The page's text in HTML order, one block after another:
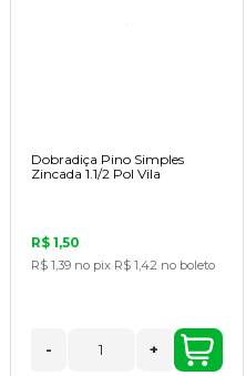
Dobradiça Pino Simples
Zincada 1.1/2 Pol Vila
R$ 1,50
R$ 1,39 no pix R$ 1,42 no boleto
- +